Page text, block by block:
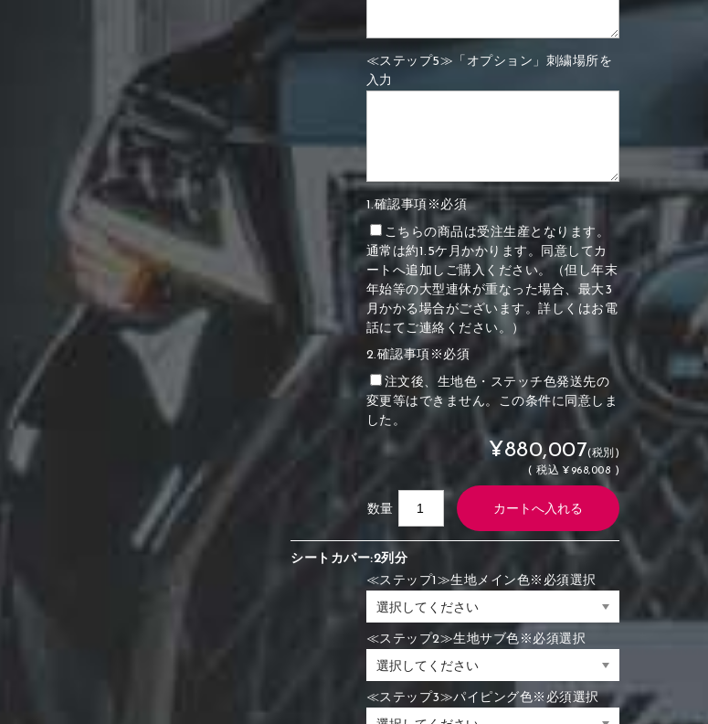
≪ステップ5≫「オプション」刺繍場所を
入力
1.確認事項※必須
こちらの商品は受注生産となります。
通常は約1.5ケ月かかります。同意してカ
ートへ追加しご購入ください。（但し年末
年始等の大型連休が重なった場合、最大3
月かかる場合がございます。詳しくはお電
話にてご連絡ください。）
2.確認事項※必須
注文後、生地色・ステッチ色発送先の
変更等はできません。この条件に同意しま
した。
¥880,007(税別)
( 税込 ¥968,008 )
数量
シートカバー:2列分
≪ステップ1≫生地メイン色※必須選択
≪ステップ2≫生地サブ色※必須選択
≪ステップ3≫パイピング色※必須選択